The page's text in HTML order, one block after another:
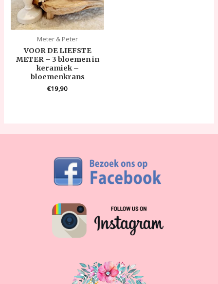
Meter & Peter
VOOR DE LIEFSTE
METER – 3 bloemen in
keramiek –
bloemenkrans
€19,90